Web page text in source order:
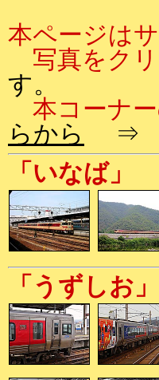
本ページは
写真をクリ
す。
本コーナ
らから
⇒ 現
「いなば」
「うずしお」